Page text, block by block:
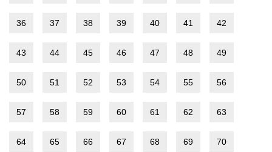
36 37 38 39 40 41 42
43 44 45 46 47 48 49
50 51 52 53 54 55 56
57 58 59 60 61 62 63
64 65 66 67 68 69 70